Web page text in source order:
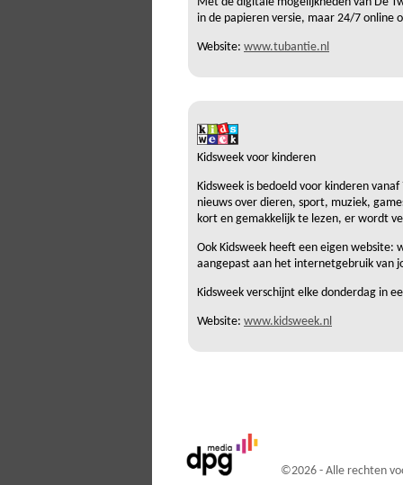
in de papieren versie, maar 24/7 online
Website: www.tubantie.nl
Kidsweek voor kinderen
Kidsweek is bedoeld voor kinderen
nieuws over dieren, sport, muziek,
kort en gemakkelijk te lezen, er wordt
Ook Kidsweek heeft een eigen
aangepast aan het internetgebruik van
Kidsweek verschijnt elke donderdag in
Website: www.kidsweek.nl
©2026 - Alle rechten